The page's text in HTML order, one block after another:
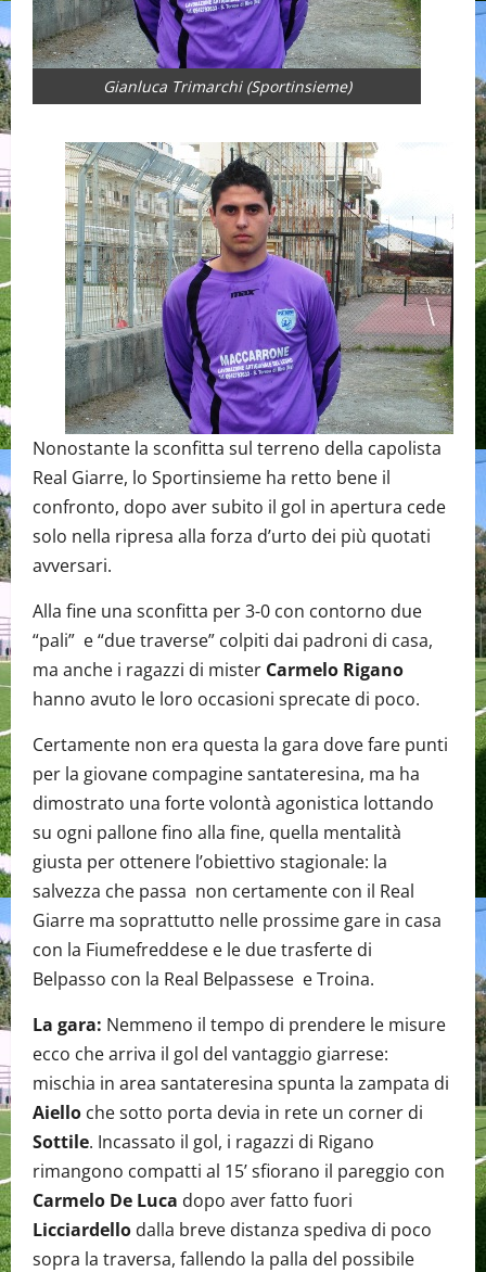
Gianluca Trimarchi (Sportinsieme)
Nonostante la sconfitta sul terreno della capolista
Real Giarre, lo Sportinsieme ha retto bene il
confronto, dopo aver subito il gol in apertura cede
solo nella ripresa alla forza d’urto dei più quotati
avversari.
Alla fine una sconfitta per 3-0 con contorno due
“pali” e “due traverse” colpiti dai padroni di casa,
ma anche i ragazzi di mister Carmelo Rigano
hanno avuto le loro occasioni sprecate di poco.
Certamente non era questa la gara dove fare punti
per la giovane compagine santateresina, ma ha
dimostrato una forte volontà agonistica lottando
su ogni pallone fino alla fine, quella mentalità
giusta per ottenere l’obiettivo stagionale: la
salvezza che passa non certamente con il Real
Giarre ma soprattutto nelle prossime gare in casa
con la Fiumefreddese e le due trasferte di
Belpasso con la Real Belpassese e Troina.
La gara: Nemmeno il tempo di prendere le misure
ecco che arriva il gol del vantaggio giarrese:
mischia in area santateresina spunta la zampata di
Aiello che sotto porta devia in rete un corner di
Sottile. Incassato il gol, i ragazzi di Rigano
rimangono compatti al 15’ sfiorano il pareggio con
Carmelo De Luca dopo aver fatto fuori
Licciardello dalla breve distanza spediva di poco
sopra la traversa, fallendo la palla del possibile